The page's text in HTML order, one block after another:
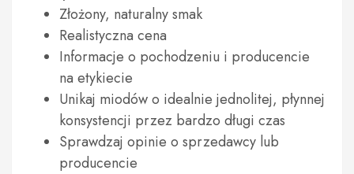
Złożony, naturalny smak
Realistyczna cena
Informacje o pochodzeniu i producencie
na etykiecie
Unikaj miodów o idealnie jednolitej, płynnej
konsystencji przez bardzo długi czas
Sprawdzaj opinie o sprzedawcy lub
producencie